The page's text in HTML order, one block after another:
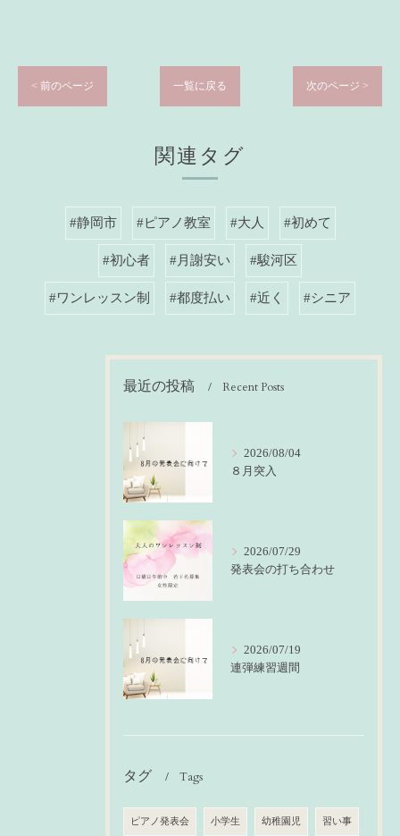
< 前のページ 一覧に戻る 次のページ >
関連タグ
#静岡市 #ピアノ教室 #大人 #初めて
#初心者 #月謝安い #駿河区
#ワンレッスン制 #都度払い #近く #シニア
最近の投稿 Recent Posts
2026/08/04
８月突入
2026/07/29
発表会の打ち合わせ
2026/07/19
連弾練習週間
タグ Tags
ピアノ発表会 小学生 幼稚園児 習い事